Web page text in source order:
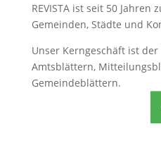
REVISTA ist seit 50
Gemeinden, Städte und
Unser Kerngeschäft ist der
Amtsblättern,
Gemeindeblättern.